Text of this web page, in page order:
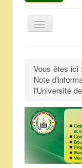
Basculer
la
REPERTOIRE
QUI
NOS
FAQ
CONTACTS
Vous êtes ici :
Note
l'Université